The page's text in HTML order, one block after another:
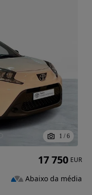
1 / 6
17 750 EUR
Abaixo da média